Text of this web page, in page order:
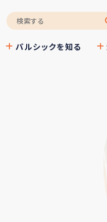
パルシックを知る